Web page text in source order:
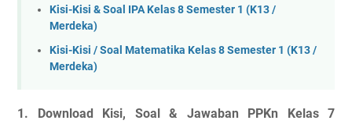
Kisi-Kisi & Soal IPA Kelas 8 Semester 1 (K13 /
Merdeka)
Kisi-Kisi / Soal Matematika Kelas 8 Semester 1 (K13 /
Merdeka)
1. Download Kisi, Soal & Jawaban PPKn Kelas 7